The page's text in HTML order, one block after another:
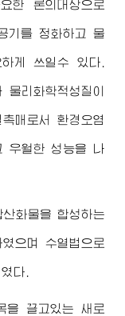
한 론의대상으로
기를 정화하고 물
게 쓰일수 있다.
리화학적성질이
매로서 환경오염
우월한 성능을 나
화물을 합성하는
으며 수열법으로
다.
을 끌고있는 새로